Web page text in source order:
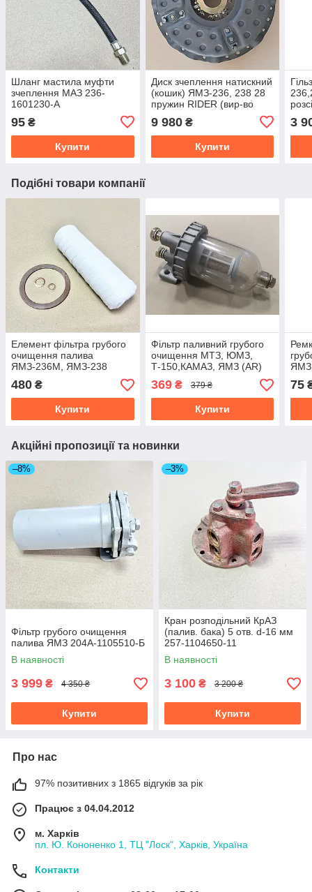
Шланг мастила муфти
зчеплення МАЗ 236-
1601230-А
95 ₴
Купити
Диск зчеплення натискний
(кошик) ЯМЗ-236, 238 28
пружин RIDER (вир-во
Угорщина) 238-1601090
9 980₴
Купити
3
Подібні товари компанії
Елемент фільтра грубого
очищення палива
ЯМЗ-236М, ЯМЗ-238
(мотузка) з
ремкомплектом 201-
1105540-1
480 ₴
Купити
Фільтр паливний грубого
очищення МТЗ, ЮМЗ,
Т-150,КАМАЗ, ЯМЗ (AR)
240-1105010-01
369₴ 379 ₴
Купити
ЯМЗ
75
Акційні пропозиції та новинки
–8%
Фільтр грубого очищення
палива ЯМЗ 204А-1105510-Б
В наявності
3 999 ₴ 4 350 ₴
Купити
–3%
Кран розподільний КрАЗ
(палив. бака) 5 отв. d-16 мм
257-1104650-11
В наявності
3 100 ₴ 3 200 ₴
Купити
Про нас
97% позитивних з 1865 відгуків за рік
Працює з 04.04.2012
м. Харків
пл. Ю. Кононенко 1, ТЦ "Лоск", Харків, Україна
Контакти